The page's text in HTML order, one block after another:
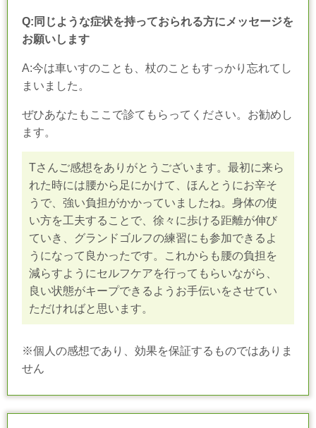
Q:同じような症状を持っておられる方にメッセージを
お願いします
A:今は車いすのことも、杖のこともすっかり忘れてし
まいました。
ぜひあなたもここで診てもらってください。お勧めし
ます。
Tさんご感想をありがとうございます。最初に来ら
れた時には腰から足にかけて、ほんとうにお辛そ
うで、強い負担がかかっていましたね。身体の使
い方を工夫することで、徐々に歩ける距離が伸び
ていき、グランドゴルフの練習にも参加できるよ
うになって良かったです。これからも腰の負担を
減らすようにセルフケアを行ってもらいながら、
良い状態がキープできるようお手伝いをさせてい
ただければと思います。
※個人の感想であり、効果を保証するものではありま
せん